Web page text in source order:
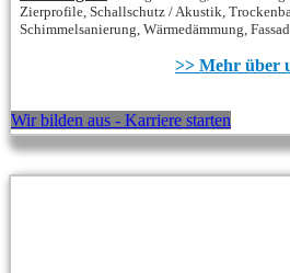
Zierprofile, Schallschutz / Akustik,
Schimmelsanierung, Wärmedämmung,
>> Mehr über
Wir bilden aus - Karriere starten